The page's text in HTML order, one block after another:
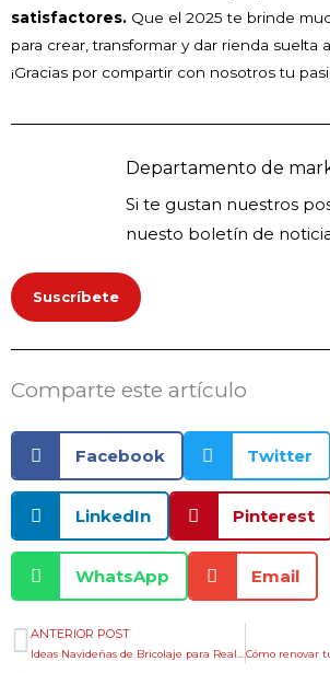
satisfactores. Que el 2025 te brinde
para crear, transformar y dar rienda suelta
¡Gracias por compartir con nosotros tu
Departamento de
Si te gustan nuestros
nuesto boletín de
Suscríbete
Comparte este artículo
Facebook Twitter
LinkedIn Pinterest
WhatsApp Email
Ant
ANTERIOR POST